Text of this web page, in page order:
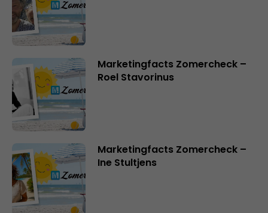
Marketingfacts Zomercheck –
Roel Stavorinus
Marketingfacts Zomercheck –
Ine Stultjens